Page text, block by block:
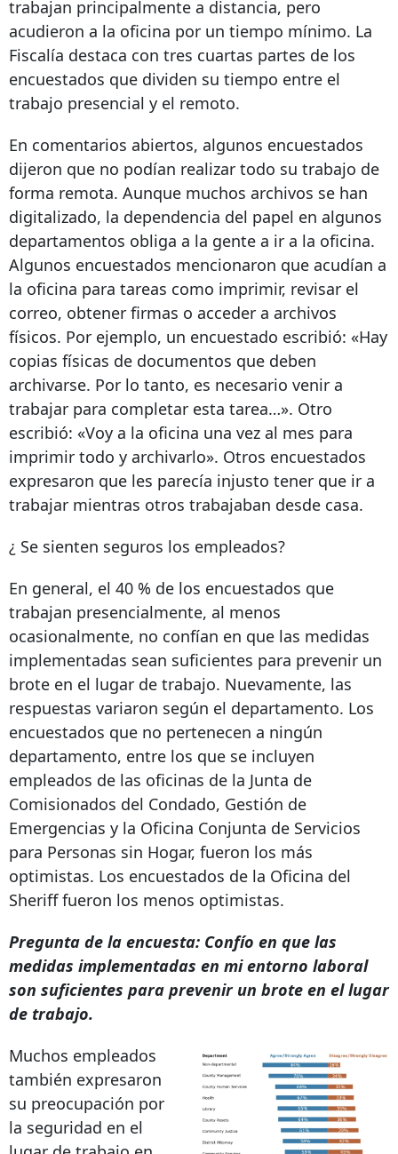
trabajan principalmente a distancia, pero
acudieron a la oficina por un tiempo mínimo. La
Fiscalía destaca con tres cuartas partes de los
encuestados que dividen su tiempo entre el
trabajo presencial y el remoto.
En comentarios abiertos, algunos encuestados
dijeron que no podían realizar todo su trabajo de
forma remota. Aunque muchos archivos se han
digitalizado, la dependencia del papel en algunos
departamentos obliga a la gente a ir a la oficina.
Algunos encuestados mencionaron que acudían a
la oficina para tareas como imprimir, revisar el
correo, obtener firmas o acceder a archivos
físicos. Por ejemplo, un encuestado escribió: «Hay
copias físicas de documentos que deben
archivarse. Por lo tanto, es necesario venir a
trabajar para completar esta tarea…». Otro
escribió: «Voy a la oficina una vez al mes para
imprimir todo y archivarlo». Otros encuestados
expresaron que les parecía injusto tener que ir a
trabajar mientras otros trabajaban desde casa.
¿ Se sienten seguros los empleados?
En general, el 40 % de los encuestados que
trabajan presencialmente, al menos
ocasionalmente, no confían en que las medidas
implementadas sean suficientes para prevenir un
brote en el lugar de trabajo. Nuevamente, las
respuestas variaron según el departamento. Los
encuestados que no pertenecen a ningún
departamento, entre los que se incluyen
empleados de las oficinas de la Junta de
Comisionados del Condado, Gestión de
Emergencias y la Oficina Conjunta de Servicios
para Personas sin Hogar, fueron los más
optimistas. Los encuestados de la Oficina del
Sheriff fueron los menos optimistas.
Pregunta de la encuesta: Confío en que las
medidas implementadas en mi entorno laboral
son suficientes para prevenir un brote en el lugar
de trabajo.
Muchos empleados
también expresaron
su preocupación por
la seguridad en el